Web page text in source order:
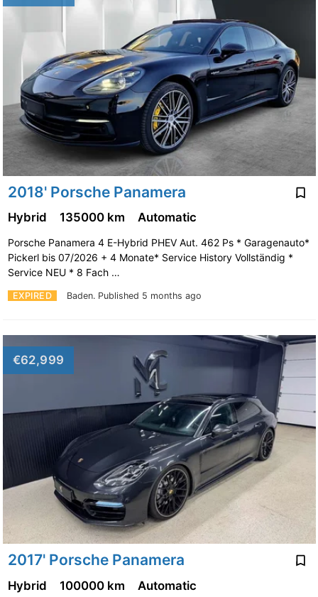
2018' Porsche Panamera
EXPIRED Baden. Published 5 months ago
Hybrid 135000 km Automatic
Porsche Panamera 4 E-Hybrid PHEV Aut. 462 Ps * Garagenauto*
Pickerl bis 07/2026 + 4 Monate* Service History Vollständig *
Service NEU * 8 Fach …
€62,999
2017' Porsche Panamera
Hybrid 100000 km Automatic